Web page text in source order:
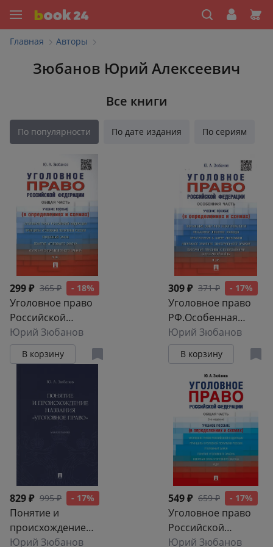
Главная Авторы
Зюбанов Юрий Алексеевич
Все книги
По популярности По дате издания По сериям
299 ₽ 365 ₽ - 18%
Уголовное право
Российской
Федерации. Общая
часть (в
определениях и
пособие
Юрий Зюбанов
В корзину
309 ₽ 371 ₽ - 17%
Уголовное право
РФ.Особенная
часть (в
определениях и
схемах).Уч.пос.
Юрий Зюбанов
В корзину
829 ₽ 995 ₽ - 17%
Понятие и
происхождение
названия
Юрий Зюбанов
549 ₽ 659 ₽ - 17%
Уголовное право
Российской
Федерации. Общая
Юрий Зюбанов